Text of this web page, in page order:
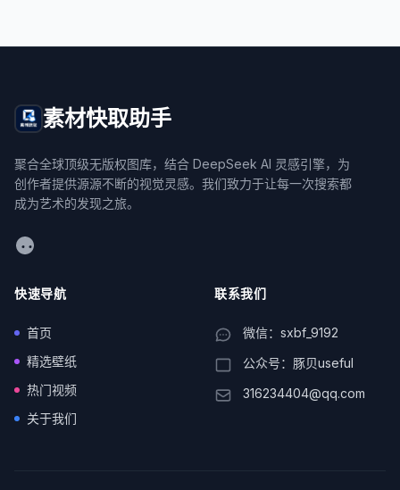
素材快取助手
聚合全球顶级无版权图库，结合 DeepSeek AI 灵感引擎，为
创作者提供源源不断的视觉灵感。我们致力于让每一次搜索都
成为艺术的发现之旅。
WeChat
快速导航
首页
精选壁纸
热门视频
关于我们
联系我们
微信：sxbf_9192
公众号：豚贝useful
316234404@qq.com